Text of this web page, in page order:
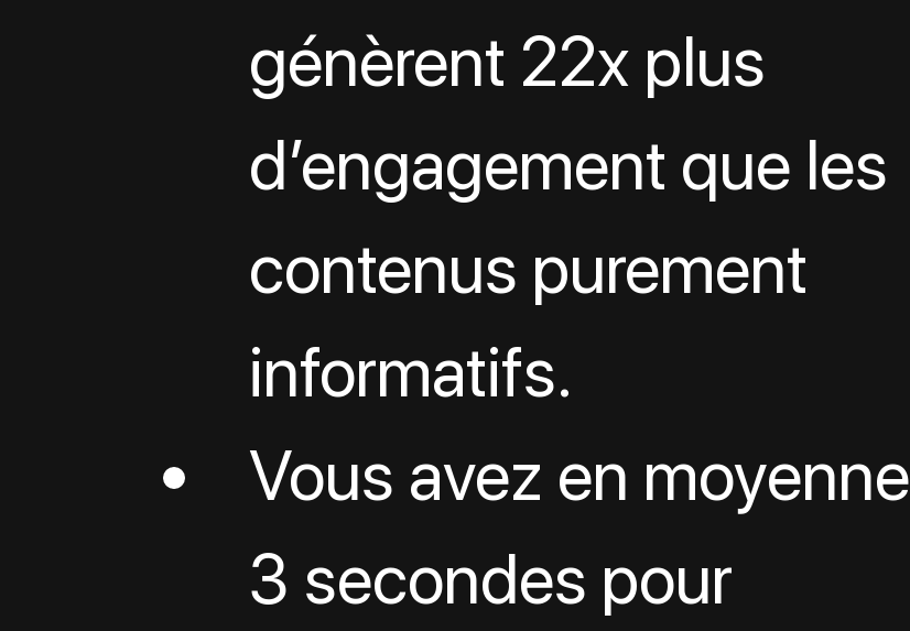
génèrent 22x plus
d’engagement que les
contenus purement
informatifs.
Vous avez en moyenne
3 secondes pour